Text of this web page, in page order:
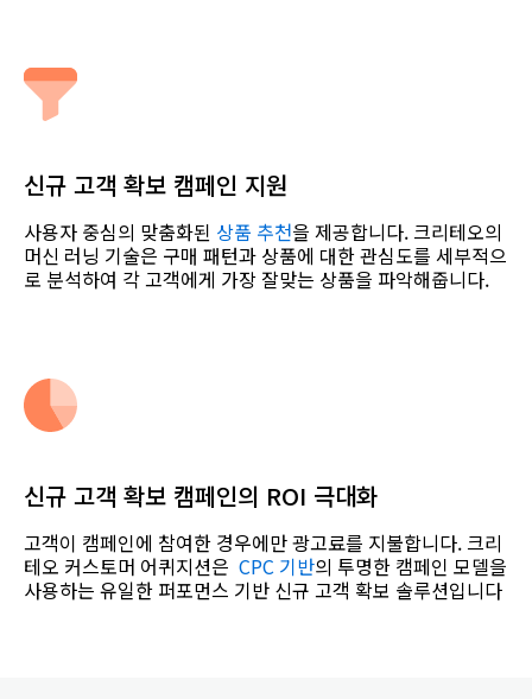
신규 고객 확보 캠페인 지원
사용자 중심의 맞춤화된 상품 추천을 제공합니다. 크리테오의
머신 러닝 기술은 구매 패턴과 상품에 대한 관심도를 세부적으
로 분석하여 각 고객에게 가장 잘맞는 상품을 파악해줍니다.
신규 고객 확보 캠페인의 ROI 극대화
고객이 캠페인에 참여한 경우에만 광고료를 지불합니다. 크리
테오 커스토머 어퀴지션은 CPC 기반의 투명한 캠페인 모델을
사용하는 유일한 퍼포먼스 기반 신규 고객 확보 솔루션입니다